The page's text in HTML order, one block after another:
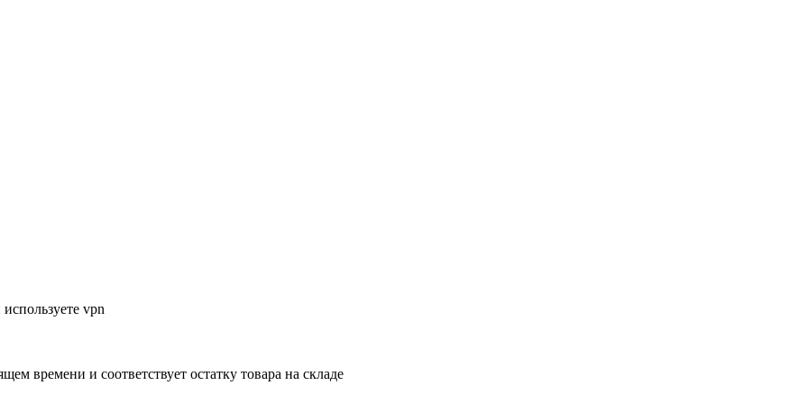
vpn
времени и соответствует остатку товара на складе